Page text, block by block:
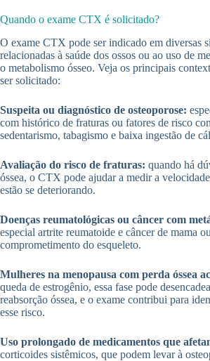
Quando o exame CTX é solicitado?
O exame CTX pode ser indicado em diversas
relacionadas à saúde dos ossos ou ao uso de
o metabolismo ósseo. Veja os principais
ser solicitado:
Suspeita ou diagnóstico de osteoporose:
com histórico de fraturas ou fatores de risco
sedentarismo, tabagismo e baixa ingestão de
Avaliação do risco de fraturas: quando há
óssea, o CTX pode ajudar a medir a
estão se deteriorando.
Doenças reumatológicas ou câncer com
especial artrite reumatoide e câncer de mama
comprometimento do esqueleto.
Mulheres na menopausa com perda óssea
queda de estrogênio, essa fase pode
reabsorção óssea, e o exame contribui para
esse risco.
Uso prolongado de medicamentos que
corticoides sistêmicos, que podem levar à